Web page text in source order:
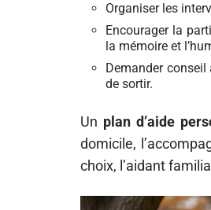
Organiser les
Encourager la
la mémoire et
Demander
de sortir.
Un plan d’aide
domicile,
choix, l’aidant